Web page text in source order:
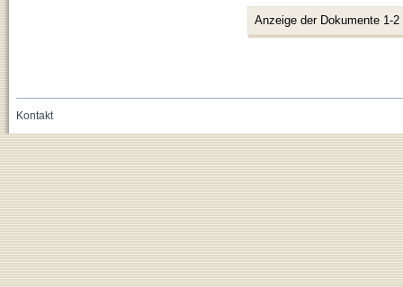
Anzeige der Dokumente 1-2
Kontakt